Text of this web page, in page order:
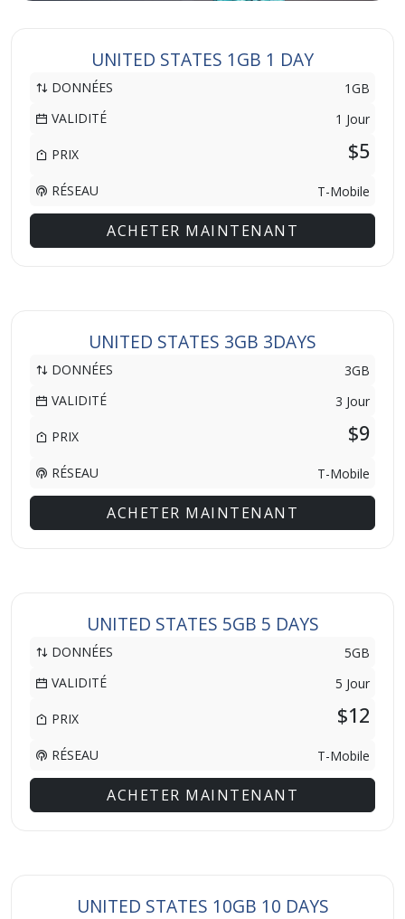
UNITED STATES 1GB 1 DAY
DONNÉES
1GB
VALIDITÉ
1 Jour
PRIX $5
RÉSEAU T-Mobile
ACHETER MAINTENANT
UNITED STATES 3GB 3DAYS
DONNÉES
3GB
VALIDITÉ
3 Jour
PRIX $9
RÉSEAU T-Mobile
ACHETER MAINTENANT
UNITED STATES 5GB 5 DAYS
DONNÉES
5GB
VALIDITÉ
5 Jour
PRIX $12
RÉSEAU T-Mobile
ACHETER MAINTENANT
UNITED STATES 10GB 10 DAYS